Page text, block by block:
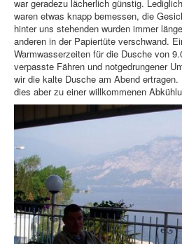
war geradezu lächerlich günstig.
waren etwas knapp bemessen, die
hinter uns stehenden wurden immer
anderen in der Papiertüte verschwand.
Warmwasserzeiten für die Dusche von
verpasste Fähren und notgedrungener
wir die kalte Dusche am Abend
dies aber zu einer willkommenen